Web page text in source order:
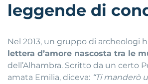
leggende di
Nel 2013, un gruppo di archeologi
lettera d’amore nascosta tra le
dell’Alhambra. Scritto da un certo
amata Emilia, diceva: “Ti manderò